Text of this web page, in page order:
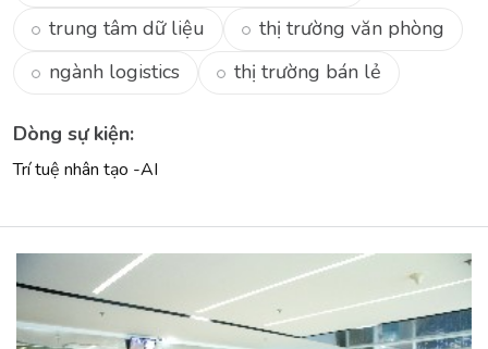
trung tâm dữ liệu
thị trường văn phòng
ngành logistics
thị trường bán lẻ
Dòng sự kiện:
Trí tuệ nhân tạo -AI